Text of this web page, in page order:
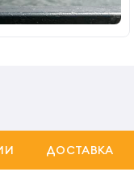
ДОСТАВКА